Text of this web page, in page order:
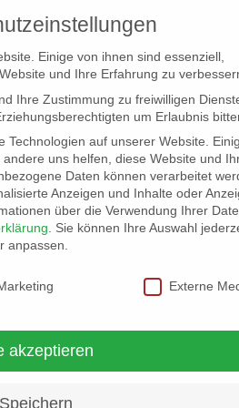
ELB-LOCATION: PANORAMA
Einige von ihnen sind essenziell,
und Ihre Erfahrung zu
Ihre Zustimmung zu freiwilligen
um Erlaubnis
Technologien auf unserer Website.
uns helfen, diese Website und
Daten können verarbeitet
Anzeigen und Inhalte oder
über die Verwendung Ihrer
Sie können Ihre Auswahl
anpassen.
Externe
akzeptieren
Speichern